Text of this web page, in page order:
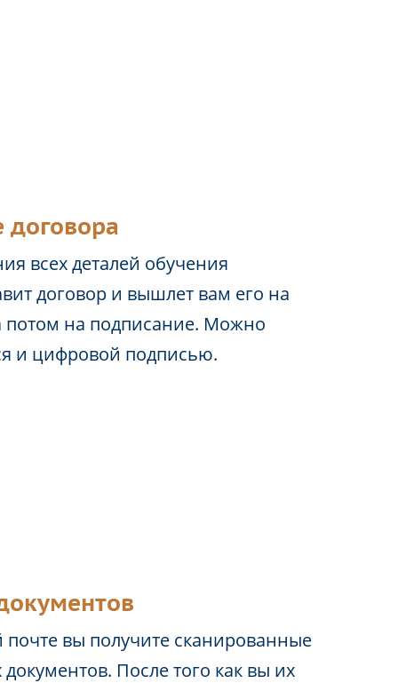
договора
всех деталей обучения
договор и вышлет вам его на
потом на подписание. Можно
и цифровой подписью.
почте вы получите сканированные
После того как вы их